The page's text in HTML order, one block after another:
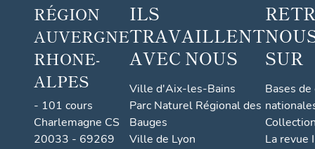
RÉGION
AUVERGNE
RHONE-
ALPES
- 101 cours
Charlemagne CS
20033 - 69269
ILS
TRAVAILLENT
AVEC NOUS
Ville d'Aix-les-Bains
Parc Naturel Régional des
Bauges
Ville de Lyon
SUR
Bases
La revue